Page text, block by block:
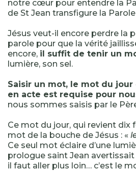
notre cœur pour entendre la
de St Jean transfigure la
Jésus veut-il encore perdre la
parole pour que la vérité
encore, il suffit de tenir un
lumière, son sel.
Saisir un mot, le mot du
en acte est requise pour
nous sommes saisis par le
Ce mot du jour, qui revient dix
mot de la bouche de Jésus : «
Ce seul mot éclaire d’une
prologue saint Jean
il faut aller plus loin… c’est le